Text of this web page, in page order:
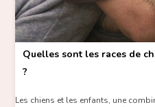
Quelles sont les races de
?
Les chiens et les enfants, une